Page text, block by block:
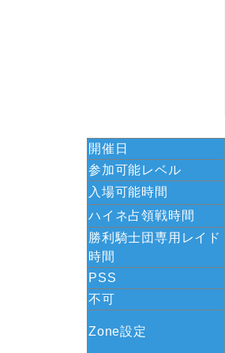
開催日
参加可能レベル
入場可能時間
ハイネ占領戦時間
勝利騎士団専用レイド
時間
PSS
不可
Zone設定